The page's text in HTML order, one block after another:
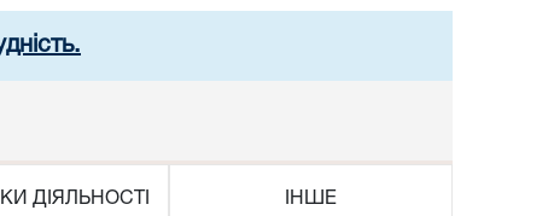
ДІЯЛЬНОСТІ ІНШЕ